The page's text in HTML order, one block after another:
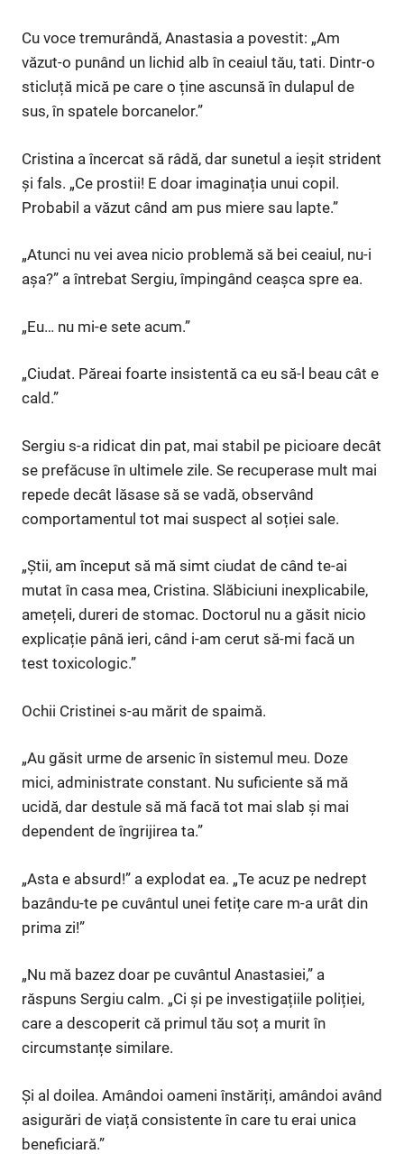
Cu voce tremurândă, Anastasia a povestit: „Am
văzut-o punând un lichid alb în ceaiul tău, tati. Dintr-o
sticluță mică pe care o ține ascunsă în dulapul de
sus, în spatele borcanelor.”
Cristina a încercat să râdă, dar sunetul a ieșit strident
și fals. „Ce prostii! E doar imaginația unui copil.
Probabil a văzut când am pus miere sau lapte.”
„Atunci nu vei avea nicio problemă să bei ceaiul, nu-i
așa?” a întrebat Sergiu, împingând ceașca spre ea.
„Eu… nu mi-e sete acum.”
„Ciudat. Păreai foarte insistentă ca eu să-l beau cât e
cald.”
Sergiu s-a ridicat din pat, mai stabil pe picioare decât
se prefăcuse în ultimele zile. Se recuperase mult mai
repede decât lăsase să se vadă, observând
comportamentul tot mai suspect al soției sale.
„Știi, am început să mă simt ciudat de când te-ai
mutat în casa mea, Cristina. Slăbiciuni inexplicabile,
amețeli, dureri de stomac. Doctorul nu a găsit nicio
explicație până ieri, când i-am cerut să-mi facă un
test toxicologic.”
Ochii Cristinei s-au mărit de spaimă.
„Au găsit urme de arsenic în sistemul meu. Doze
mici, administrate constant. Nu suficiente să mă
ucidă, dar destule să mă facă tot mai slab și mai
dependent de îngrijirea ta.”
„Asta e absurd!” a explodat ea. „Te acuz pe nedrept
bazându-te pe cuvântul unei fetițe care m-a urât din
prima zi!”
„Nu mă bazez doar pe cuvântul Anastasiei,” a
răspuns Sergiu calm. „Ci și pe investigațiile poliției,
care a descoperit că primul tău soț a murit în
circumstanțe similare.
Și al doilea. Amândoi oameni înstăriți, amândoi având
asigurări de viață consistente în care tu erai unica
beneficiară.”